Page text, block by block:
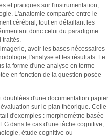
et pratiques sur l'instrumentation,
L'anatomie comparée entre le
cérébral, tout en détaillant les
donc celui du paradigme
avoir les bases nécessaires
l'analyse et les résultats. Le
la forme d'une analyse en terme
en fonction de la question posée
d'une documentation papier.
sur le plan théorique. Celle-
d'exemples : morphométrie basée
dans le cas d'une tâche cognitive,
étude cognitive ou